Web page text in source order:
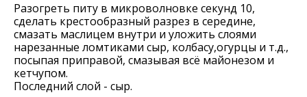
Разогреть питу в микроволновке секунд 10,
сделать крестообразный разрез в середине,
смазать маслицем внутри и уложить слоями
нарезанные ломтиками сыр, колбасу,огурцы и т.д.,
посыпая приправой, смазывая всё майонезом и
кетчупом.
Последний слой - сыр.